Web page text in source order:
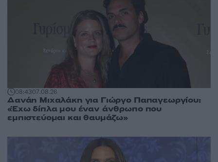
08:4307.08.26
Δανάη Μιχαλάκη για Γιώργο Παπαγεωργίου:
«Έχω δίπλα μου έναν άνθρωπο που
εμπιστεύομαι και θαυμάζω»